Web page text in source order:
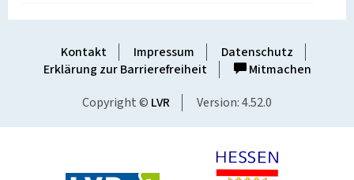
Kontakt Impressum
Datenschutz
Erklärung zur Barrierefreiheit
Mitmachen
Copyright © LVR Version: 4.52.0